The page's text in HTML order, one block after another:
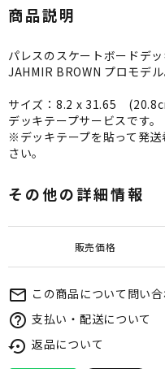
商品説明
パレスのスケートボードデッ
JAHMIR BROWN プロモデル
サイズ：8.2 x 31.65
デッキテープサービスです。
※デッキテープを貼って発
さい。
その他の詳細情報
販売価格
mail_outline この商品について問い
help_outline 支払い・配送について
settings_backup_restore 返品について